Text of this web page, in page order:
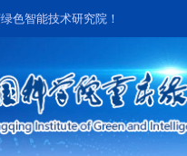
色智能技术研究院！